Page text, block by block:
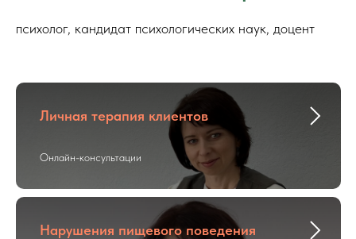
психолог, кандидат психологических наук, доцент
Личная терапия клиентов
Онлайн-консультации
Нарушения пищевого поведения